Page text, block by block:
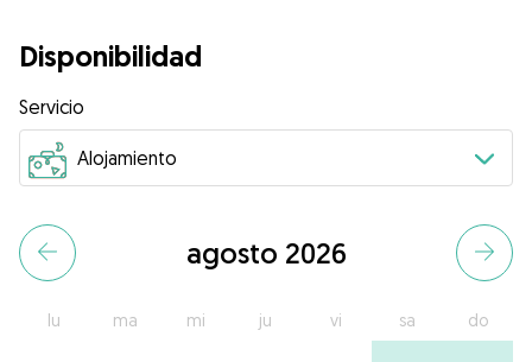
Disponibilidad
Servicio
agosto 2026
lu ma mi ju vi sa do